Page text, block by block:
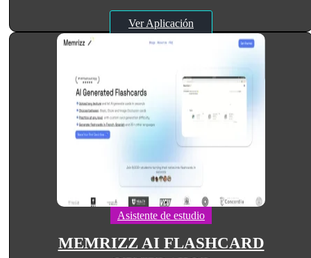
Ver Aplicación
Asistente de estudio
MEMRIZZ AI FLASHCARD